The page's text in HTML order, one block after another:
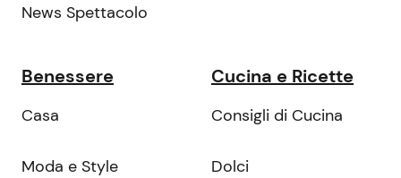
News Spettacolo
Benessere
Casa
Moda e Style
Cucina e Ricette
Consigli di Cucina
Dolci